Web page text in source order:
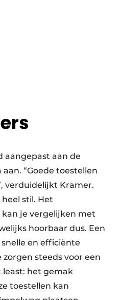
aangepast aan de
“Goede toestellen
verduidelijkt Kramer.
stil. Het
je vergelijken met
hoorbaar dus. Een
en efficiënte
steeds voor een
least: het gemak
toestellen kan